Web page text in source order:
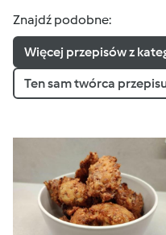
Znajdź podobne:
Więcej przepisów z
Ten sam twórca